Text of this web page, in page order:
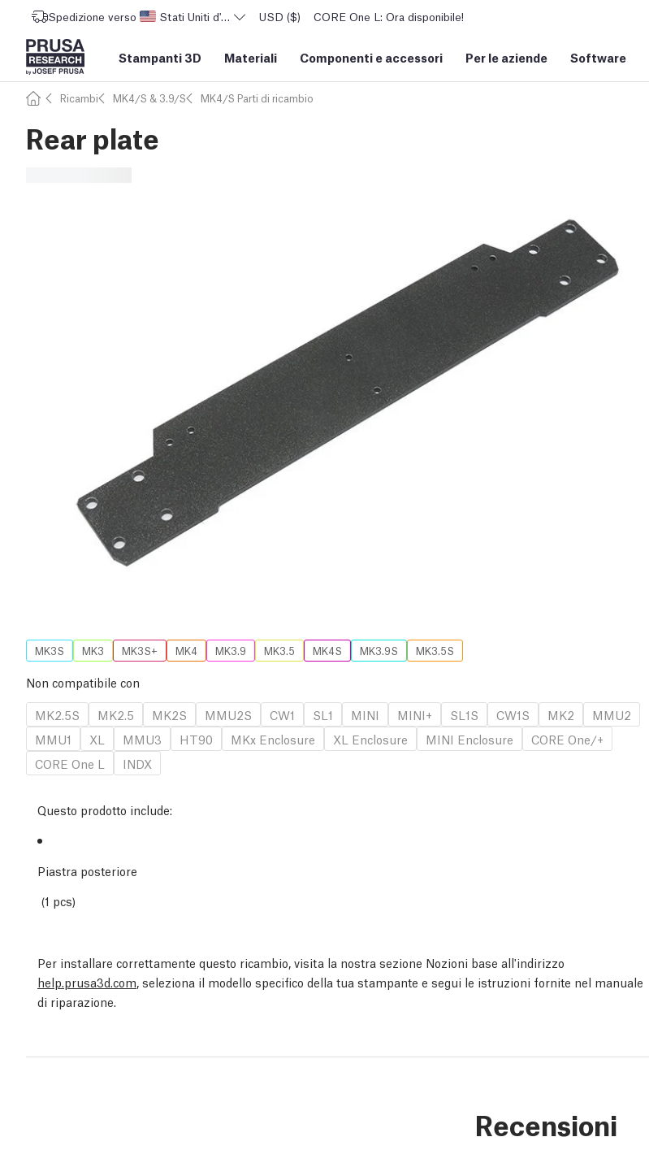
Spedizione verso Stati Uniti d'AmericaUSD ($) CORE One L: Ora disponibile!
Stampanti 3D Materiali Componenti e accessori Per le aziende Software
Ricambi MK4/S & 3.9/S MK4/S Parti di ricambio
Rear plate
MK3S MK3 MK3S+ MK4 MK3.9 MK3.5 MK4S MK3.9S MK3.5S
Non compatibile con
MK2.5S
MK2.5 MK2S MMU2S CW1 SL1 MINI MINI+ SL1S CW1S MK2
MMU2
MMU1
XL MMU3 HT90 MKx Enclosure XL Enclosure MINI Enclosure
CORE One/+
CORE One L
INDX
Questo prodotto include:
Piastra posteriore
(1 pcs)
Per installare correttamente questo ricambio, visita la nostra sezione Nozioni base all'indirizzo
help.prusa3d.com, seleziona il modello specifico della tua stampante e segui le istruzioni fornite nel manuale
di riparazione.
Recensioni